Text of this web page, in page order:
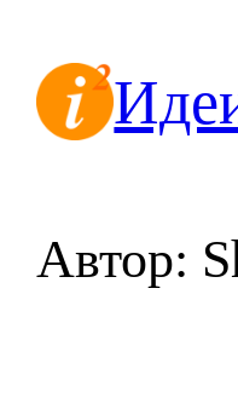
содержимому
Автор: